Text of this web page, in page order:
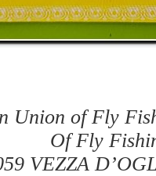
Union of Fly
Of Fly
VEZZA